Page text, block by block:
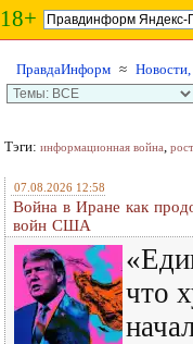
18+
ПравдаИнформ ≈
Тэги: информационная война,
07.08.2026 12:58
Война в Иране как
войн США
что